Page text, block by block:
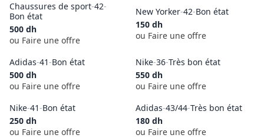
Chaussures de sport-42-
Bon état
500 dh
ou Faire une offre
New Yorker-42-Bon état
150 dh
ou Faire une offre
Adidas-41-Bon état
500 dh
ou Faire une offre
Nike-36-Très bon état
550 dh
ou Faire une offre
Nike-41-Bon état
250 dh
ou Faire une offre
Adidas-43/44-Très bon état
180 dh
ou Faire une offre